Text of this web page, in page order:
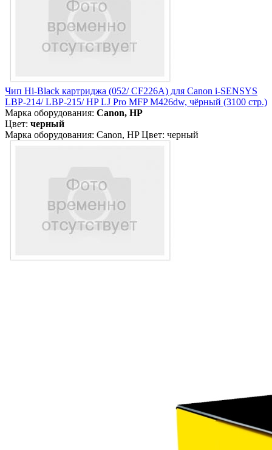
Чип Hi-Black картриджа (052/ CF226A) для Canon i-SENSYS
LBP-214/ LBP-215/ HP LJ Pro MFP M426dw, чёрный (3100 стр.)
Марка оборудования: Canon, HP
Цвет: черный
Марка оборудования: Canon, HP Цвет: черный